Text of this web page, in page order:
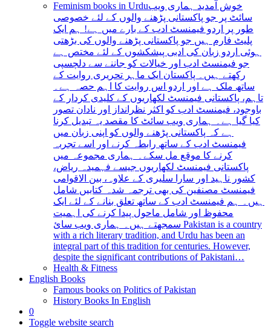
Feminism books in Urduخوش آمدید ہماری ویب
سائٹ پر جو پاکستانی پڑھنے والوں کے لئے خصوصی
طور پر اردو فیمنسٹ ادب کے بارے میں ہے! ہم ایک
پلیٹ فارم ہیں جو پاکستانی پڑھنے والوں کی بڑھتی
ہوئی اردو زبان کی ادبی پیشکشوں کے لئے مختص ہے
جو فیمنسٹ ادب اور خیالات کو جاننے سے دلچسپی
رکھتے ہیں۔ پاکستان ایک ماہر تحریری روایت کے
ساتھ ملک ہے اور اردو اس روایت کا اہم حصہ ہے۔
تاہم، پاکستانی فیمنسٹ لکھاریوں کے کلیدی کردار کے
باوجود، فیمنسٹ ادب کو اکثر نظرانداز اور نادان تصور
کیا گیا ہے۔ ہماری ویب سائٹ کا مقصد یہ تبدیل کرنا
ہے کہ پاکستانی پڑھنے والوں کو اپنی زبان میں
فیمنسٹ ادب کے ساتھ رابطہ کرنے اور اسے تجربہ
کرنے کا موقع مل سکے۔ ہماری مجموعہ میں
پاکستانی فیمنسٹ لکھاریوں جیسے فہمیدہ ریاض،
کشور ناہید اور سارا سلیری کے علاوہ، بین الاقوامی
فیمنسٹ مصنفین کی بھی ترجمہ شدہ کتابیں شامل
ہیں۔ ہم فیمنسٹ ادب کے ساتھ تعلق بنانے کے لئے ایک
محفوظ اور شامل ماحول پیدا کرنے کی اہمیت
سمجھتے ہیں۔ ہماری ویب سائ Pakistan is a country
with a rich literary tradition, and Urdu has been an
integral part of this tradition for centuries. However,
despite the significant contributions of Pakistani…
Health & Fitness
English Books
Famous books on Politics of Pakistan
History Books In English
0
Toggle website search